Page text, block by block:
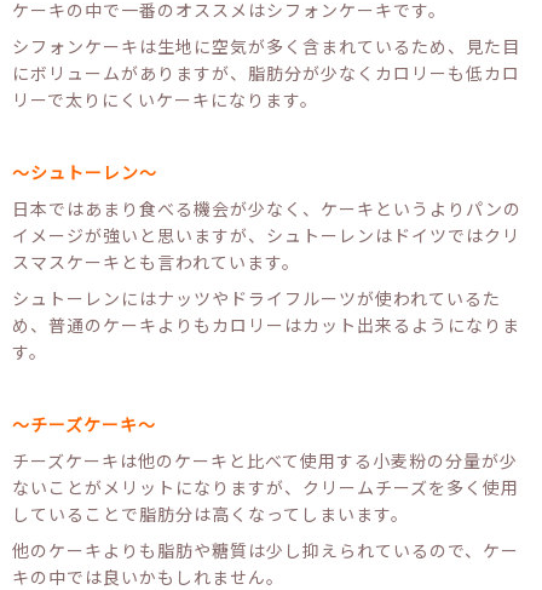
ケーキの中で一番のオススメはシフォンケーキです。
シフォンケーキは生地に空気が多く含まれているため、見た目
にボリュームがありますが、脂肪分が少なくカロリーも低カロ
リーで太りにくいケーキになります。
～シュトーレン～
日本ではあまり食べる機会が少なく、ケーキというよりパンの
イメージが強いと思いますが、シュトーレンはドイツではクリ
スマスケーキとも言われています。
シュトーレンにはナッツやドライフルーツが使われているた
め、普通のケーキよりもカロリーはカット出来るようになりま
す。
～チーズケーキ～
チーズケーキは他のケーキと比べて使用する小麦粉の分量が少
ないことがメリットになりますが、クリームチーズを多く使用
していることで脂肪分は高くなってしまいます。
他のケーキよりも脂肪や糖質は少し抑えられているので、ケー
キの中では良いかもしれません。